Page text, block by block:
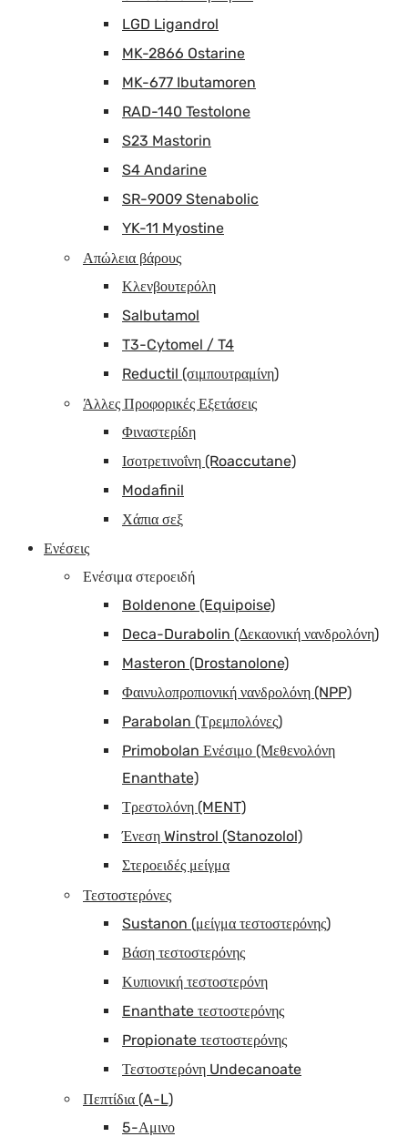
LGD Ligandrol
MK-2866 Ostarine
MK-677 Ibutamoren
RAD-140 Testolone
S23 Mastorin
S4 Andarine
SR-9009 Stenabolic
YK-11 Myostine
Απώλεια βάρους
Κλενβουτερόλη
Salbutamol
T3-Cytomel / T4
Reductil (σιμπουτραμίνη)
Άλλες Προφορικές Εξετάσεις
Φιναστερίδη
Ισοτρετινοΐνη (Roaccutane)
Modafinil
Χάπια σεξ
Ενέσεις
Ενέσιμα στεροειδή
Boldenone (Equipoise)
Deca-Durabolin (Δεκαονική νανδρολόνη)
Masteron (Drostanolone)
Φαινυλοπροπιονική νανδρολόνη (NPP)
Parabolan (Τρεμπολόνες)
Primobolan Ενέσιμο (Μεθενολόνη
Enanthate)
Τρεστολόνη (MENT)
Ένεση Winstrol (Stanozolol)
Στεροειδές μείγμα
Τεστοστερόνες
Sustanon (μείγμα τεστοστερόνης)
Βάση τεστοστερόνης
Κυπιονική τεστοστερόνη
Enanthate τεστοστερόνης
Propionate τεστοστερόνης
Τεστοστερόνη Undecanoate
Πεπτίδια (A-L)
5-Αμινο